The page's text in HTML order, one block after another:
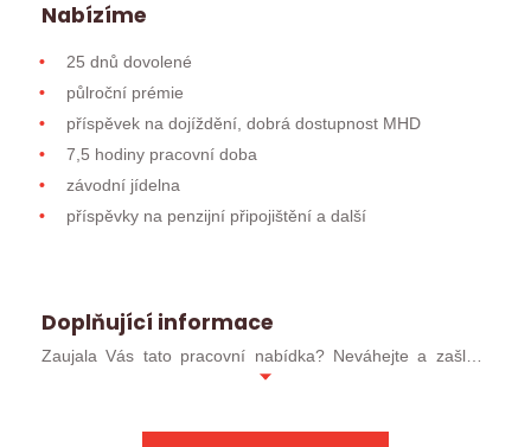
Nabízíme
25 dnů dovolené
půlroční prémie
příspěvek na dojíždění, dobrá dostupnost MHD
7,5 hodiny pracovní doba
závodní jídelna
příspěvky na penzijní připojištění a další
Doplňující informace
Zaujala Vás tato pracovní nabídka? Neváhejte a zašlete
svůj profesní životopis ve formátu MS WORD (ideálně
kontaktovat přímo svého konzultanta.